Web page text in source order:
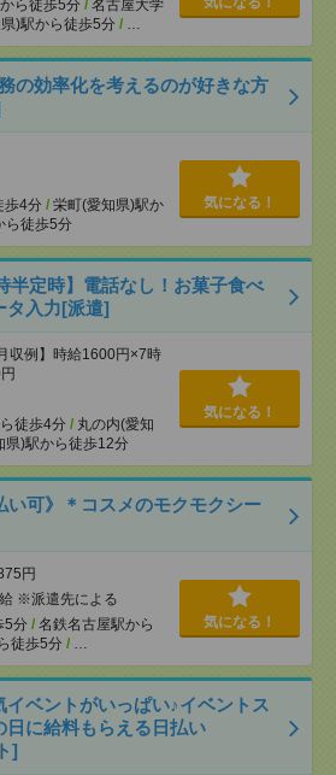
ら徒歩5分 / 名古屋大学
)駅から徒歩5分 / …
の効率化を考えるのが好きな方
歩4分 / 栄町(愛知県)駅か
ら徒歩5分
気になる！
半定時】電話なし！お菓子食べ
タ入力[派遣]
例】時給1600円×7時
徒歩4分 / 丸の内(愛知
県)駅から徒歩12分
気になる！
い可》＊コスメのモクモクシー
円
※派遣先による
5分 / 名鉄名古屋駅から
徒歩5分 / …
気になる！
イベントがいっぱい♪イベントス
に給料もらえる日払い
]